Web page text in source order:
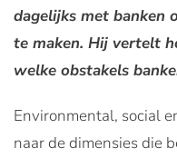
dagelijks met banken
te maken. Hij vertelt
welke obstakels
Environmental, social
naar de dimensies die